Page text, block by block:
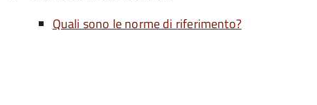
Quali sono le norme di riferimento?